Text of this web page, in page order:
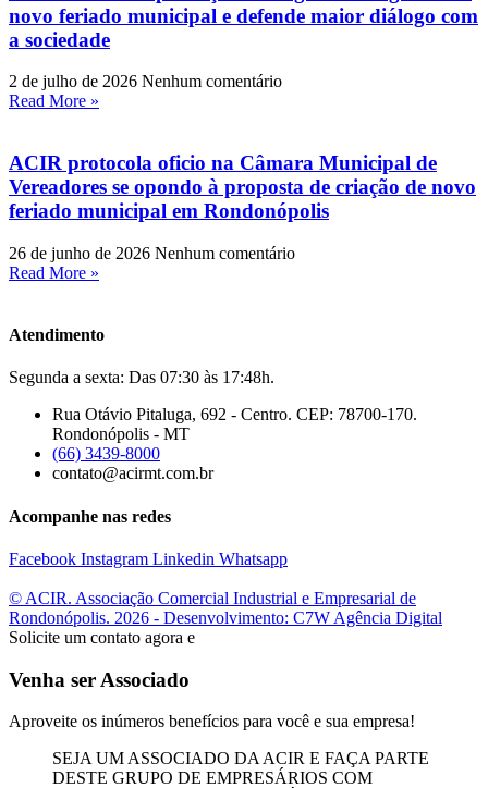
novo feriado municipal e defende maior diálogo com
a sociedade
2 de julho de 2026 Nenhum comentário
Read More »
ACIR protocola oficio na Câmara Municipal de
Vereadores se opondo à proposta de criação de novo
feriado municipal em Rondonópolis
26 de junho de 2026 Nenhum comentário
Read More »
Atendimento
Segunda a sexta: Das 07:30 às 17:48h.
Rua Otávio Pitaluga, 692 - Centro. CEP: 78700-170.
Rondonópolis - MT
(66) 3439-8000
contato@acirmt.com.br
Acompanhe nas redes
Facebook Instagram Linkedin Whatsapp
© ACIR. Associação Comercial Industrial e Empresarial de
Rondonópolis. 2026 - Desenvolvimento: C7W Agência Digital
Solicite um contato agora e
Venha ser Associado
Aproveite os inúmeros benefícios para você e sua empresa!
SEJA UM ASSOCIADO DA ACIR E FAÇA PARTE
DESTE GRUPO DE EMPRESÁRIOS COM